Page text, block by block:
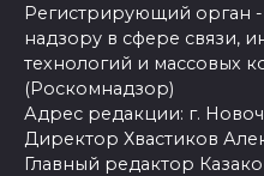
Регистрирующий орган
надзору в сфере связи,
технологий и массовых
(Роскомнадзор)
Адрес редакции: г.
Директор Хвастиков
Главный редактор